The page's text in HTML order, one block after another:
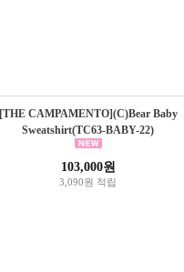
[THE CAMPAMENTO](C)Bear Baby
Sweatshirt(TC63-BABY-22)
103,000원
3,090원 적립